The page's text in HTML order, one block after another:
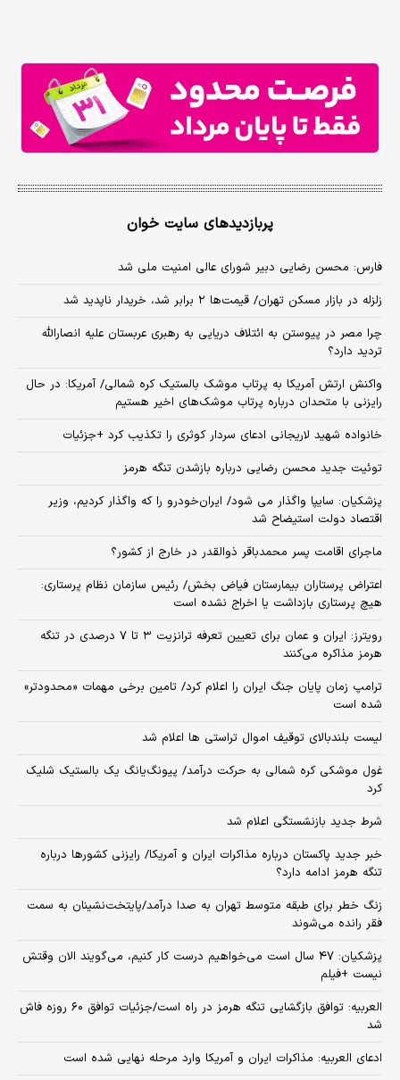
پربازدیدهای سایت خوان
فارس: محسن رضایی دبیر شورای عالی امنیت ملی شد
زلزله در بازار مسکن تهران/ قیمت‌ها ۲ برابر شد، خریدار ناپدید شد
چرا مصر در پیوستن به ائتلاف دریایی به رهبری عربستان علیه انصارالله
تردید دارد؟
واکنش ارتش آمریکا به پرتاب موشک بالستیک کره شمالی/ آمریکا: در حال
رایزنی با متحدان درباره پرتاب موشک‌های اخیر هستیم
خانواده شهید لاریجانی ادعای سردار کوثری را تکذیب کرد +جزئیات
توئیت جدید محسن رضایی درباره بازشدن تنگه هرمز
پزشکیان: سایپا واگذار می شود/ ایران‌خودرو را که واگذار کردیم، وزیر
اقتصاد دولت استیضاح شد
ماجرای اقامت پسر محمدباقر ذوالقدر در خارج از کشور؟
اعتراض پرستاران بیمارستان فیاض بخش/ رئیس سازمان نظام پرستاری:
هیچ پرستاری بازداشت یا اخراج نشده است
رویترز: ایران و عمان برای تعیین تعرفه ترانزیت ۳ تا ۷ درصدی در تنگه
هرمز مذاکره می‌کنند
ترامپ زمان پایان جنگ ایران را اعلام کرد/ تامین برخی مهمات «محدودتر»
شده است
لیست بلندبالای توقیف اموال تراستی ها اعلام شد
غول موشکی کره شمالی به حرکت درآمد/ پیونگ‌یانگ یک بالستیک شلیک
کرد
شرط جدید بازنشستگی اعلام شد
خبر جدید پاکستان درباره مذاکرات ایران و آمریکا/ رایزنی کشورها درباره
تنگه هرمز ادامه دارد؟
زنگ خطر برای طبقه متوسط تهران به صدا درآمد/پایتخت‌نشینان به سمت
فقر رانده می‌شوند
پزشکیان: ۴۷ سال است می‌خواهیم درست کار کنیم، می‌گویند الان وقتش
نیست +فیلم
العربیه: توافق بازگشایی تنگه هرمز در راه است/جزئیات توافق ۶۰ روزه فاش
شد
ادعای العربیه: مذاکرات ایران و آمریکا وارد مرحله نهایی شده است